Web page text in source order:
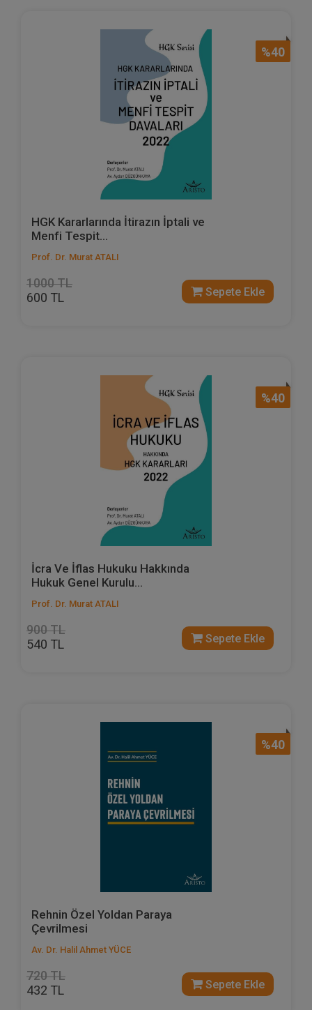
%40
HGK Kararlarında İtirazın İptali ve
Menfi Tespit...
Prof. Dr. Murat ATALI
1000 TL
600 TL Sepete Ekle
%40
İcra Ve İflas Hukuku Hakkında
Hukuk Genel Kurulu...
Prof. Dr. Murat ATALI
900 TL
540 TL Sepete Ekle
%40
Rehnin Özel Yoldan Paraya
Çevrilmesi
Av. Dr. Halil Ahmet YÜCE
720 TL
432 TL Sepete Ekle